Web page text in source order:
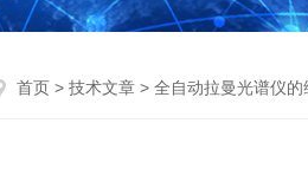
首页 > 技术文章 > 全自动拉曼光谱仪